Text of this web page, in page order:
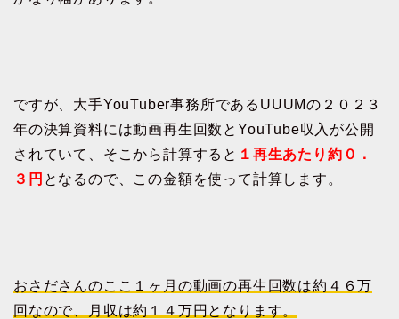
ですが、大手YouTuber事務所であるUUUMの２０２３
年の決算資料には動画再生回数とYouTube収入が公開
されていて、そこから計算すると １再生あたり約０．
３円 となるので、この金額を使って計算します。
おさださんのここ１ヶ月の動画の再生回数は約４６万
回なので、月収は約１４万円となります。